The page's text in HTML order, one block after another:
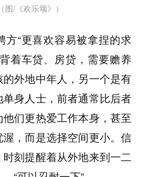
（图/《欢乐颂》）
方“更喜欢容易被拿捏的求
着车贷、房贷，需要赡养
外地中年人，另一个是有
单身人士，前者通常比后者
们更热爱工作本身，甚至
，而是选择空间更小。信
刻提醒着从外地来到一二